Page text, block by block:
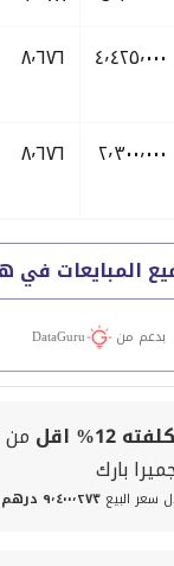
٤٬٤٢٥٬٠٠٠ ٨٬٦٧٦
٢٬٣٠٠٬٠٠٠ ٨٬٦٧٦
المبايعات في
بدعم من DataGuru
12% اقل من
بارك
سعر البيع ٩٬٤٠٠٬٢٧٣ درهم